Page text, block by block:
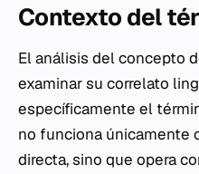
Contexto del
El análisis del concepto
examinar su correlato
específicamente el
no funciona únicamente
directa, sino que opera